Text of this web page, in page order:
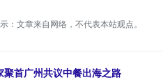
：文章来自网络，不代表本站观点。
首广州共议中餐出海之路